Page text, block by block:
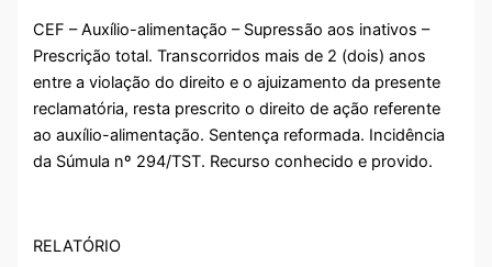
CEF – Auxílio-alimentação – Supressão aos inativos –
Prescrição total. Transcorridos mais de 2 (dois) anos
entre a violação do direito e o ajuizamento da presente
reclamatória, resta prescrito o direito de ação referente
ao auxílio-alimentação. Sentença reformada. Incidência
da Súmula nº 294/TST. Recurso conhecido e provido.
RELATÓRIO